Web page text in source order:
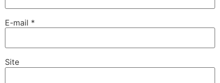
E-mail *
Site